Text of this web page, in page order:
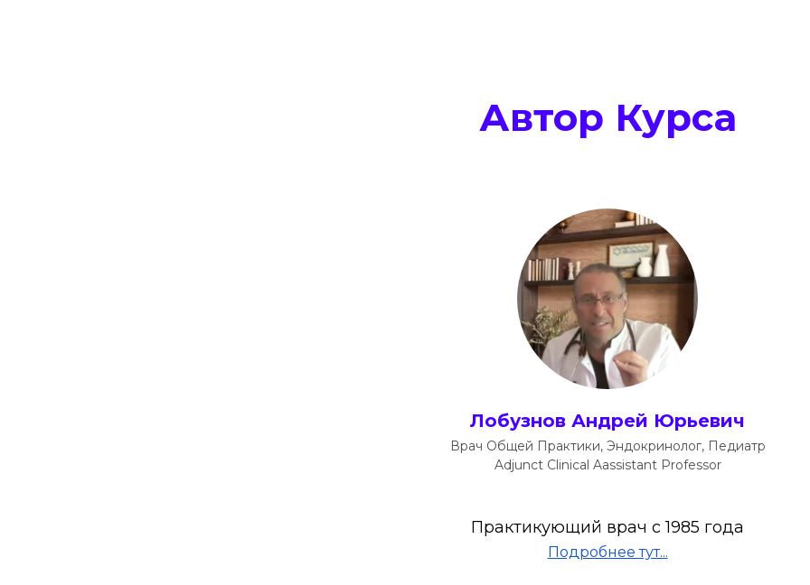
Автор Курса
Лобузнов Андрей Юрьевич
Врач Общей Практики, Эндокринолог, Педиатр
Adjunct Clinical Aassistant Professor
Практикующий врач с 1985 года
Подробнее тут...